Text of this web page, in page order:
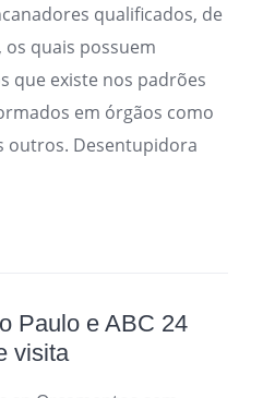
qualificados, de
quais possuem
que existe nos padrões
em órgãos como
outros. Desentupidora
Paulo e ABC 24
visita